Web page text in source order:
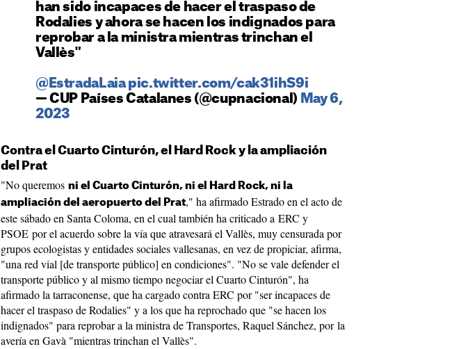
han sido incapaces de hacer el traspaso de
Rodalies y ahora se hacen los indignados para
reprobar a la ministra mientras trinchan el
Vallès"
@EstradaLaia pic.twitter.com/cak31ihS9i
— CUP Países Catalanes (@cupnacional) May 6,
2023
Contra el Cuarto Cinturón, el Hard Rock y la ampliación
del Prat
"No queremos ni el Cuarto Cinturón, ni el Hard Rock, ni la
ampliación del aeropuerto del Prat," ha afirmado Estrado en el acto de
este sábado en Santa Coloma, en el cual también ha criticado a ERC y
PSOE por el acuerdo sobre la vía que atravesará el Vallès, muy censurada por
grupos ecologistas y entidades sociales vallesanas, en vez de propiciar, afirma,
"una red vial [de transporte público] en condiciones". "No se vale defender el
transporte público y al mismo tiempo negociar el Cuarto Cinturón", ha
afirmado la tarraconense, que ha cargado contra ERC por "ser incapaces de
hacer el traspaso de Rodalies" y a los que ha reprochado que "se hacen los
indignados" para reprobar a la ministra de Transportes, Raquel Sánchez, por la
avería en Gavà "mientras trinchan el Vallès".